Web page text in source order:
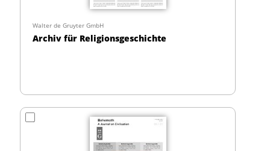
Walter de Gruyter GmbH
Archiv für Religionsgeschichte